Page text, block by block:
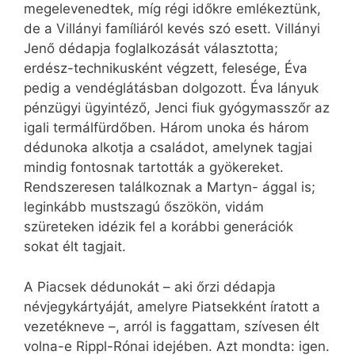
megelevenedtek, míg régi időkre emlékeztünk,
de a Villányi famíliáról kevés szó esett. Villányi
Jenő dédapja foglalkozását választotta;
erdész-technikusként végzett, felesége, Éva
pedig a vendéglátásban dolgozott. Éva lányuk
pénzügyi ügyintéző, Jenci fiuk gyógymasszőr az
igali termálfürdőben. Három unoka és három
dédunoka alkotja a családot, amelynek tagjai
mindig fontosnak tartották a gyökereket.
Rendszeresen találkoznak a Martyn- ággal is;
leginkább mustszagú őszökön, vidám
szüreteken idézik fel a korábbi generációk
sokat élt tagjait.
A Piacsek dédunokát – aki őrzi dédapja
névjegykártyáját, amelyre Piatsekként íratott a
vezetékneve –, arról is faggattam, szívesen élt
volna-e Rippl-Rónai idejében. Azt mondta: igen.